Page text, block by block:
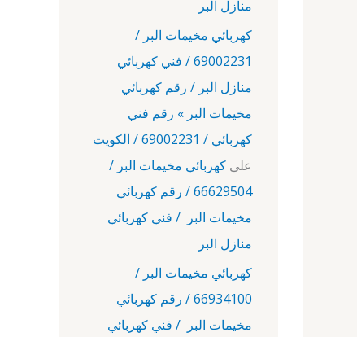
منازل البر
كهربائي مخيمات البر /
69002231 / فني كهربائي
منازل البر / رقم كهربائي
مخيمات البر » رقم فني
كهربائي / 69002231 / الكويت
على كهربائي مخيمات البر /
66629504 / رقم كهربائي
مخيمات البر / فني كهربائي
منازل البر
كهربائي مخيمات البر /
66934100 / رقم كهربائي
مخيمات البر / فني كهربائي